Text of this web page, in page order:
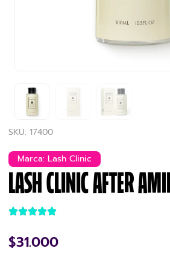
SKU: 17400
Marca: Lash Clinic
LASH CLINIC AFTER
$31.000